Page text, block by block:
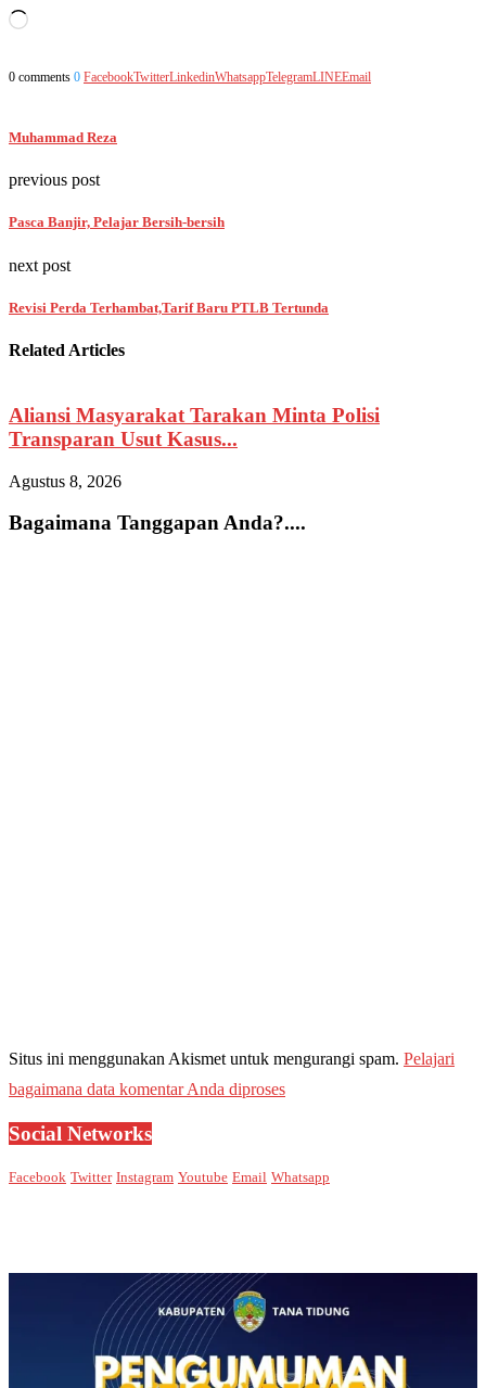
Memuat...
0 comments 0 FacebookTwitterLinkedinWhatsappTelegramLINEEmail
Muhammad Reza
previous post
Pasca Banjir, Pelajar Bersih-bersih
next post
Revisi Perda Terhambat,Tarif Baru PTLB Tertunda
Related Articles
Aliansi Masyarakat Tarakan Minta Polisi
Transparan Usut Kasus...
Agustus 8, 2026
Bagaimana Tanggapan Anda?....
Situs ini menggunakan Akismet untuk mengurangi spam. Pelajari
bagaimana data komentar Anda diproses
Social Networks
Facebook Twitter Instagram Youtube Email Whatsapp